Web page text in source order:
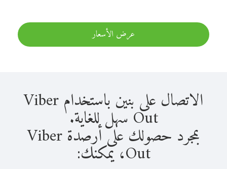
عرض الأسعار
الاتصال على بنين باستخدام Viber
Out سهل للغاية.
بمجرد حصولك على أرصدة Viber
Out، يمكنك: